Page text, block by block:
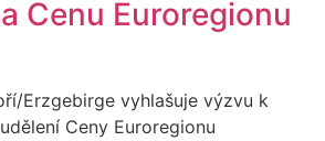
Cenu Euroregionu
Erzgebirge vyhlašuje výzvu k
Ceny Euroregionu